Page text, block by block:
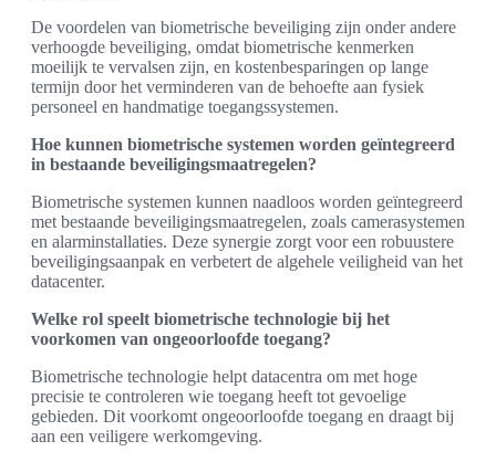
De voordelen van biometrische beveiliging zijn onder andere
verhoogde beveiliging, omdat biometrische kenmerken
moeilijk te vervalsen zijn, en kostenbesparingen op lange
termijn door het verminderen van de behoefte aan fysiek
personeel en handmatige toegangssystemen.
Hoe kunnen biometrische systemen worden geïntegreerd
in bestaande beveiligingsmaatregelen?
Biometrische systemen kunnen naadloos worden geïntegreerd
met bestaande beveiligingsmaatregelen, zoals camerasystemen
en alarminstallaties. Deze synergie zorgt voor een robuustere
beveiligingsaanpak en verbetert de algehele veiligheid van het
datacenter.
Welke rol speelt biometrische technologie bij het
voorkomen van ongeoorloofde toegang?
Biometrische technologie helpt datacentra om met hoge
precisie te controleren wie toegang heeft tot gevoelige
gebieden. Dit voorkomt ongeoorloofde toegang en draagt bij
aan een veiligere werkomgeving.